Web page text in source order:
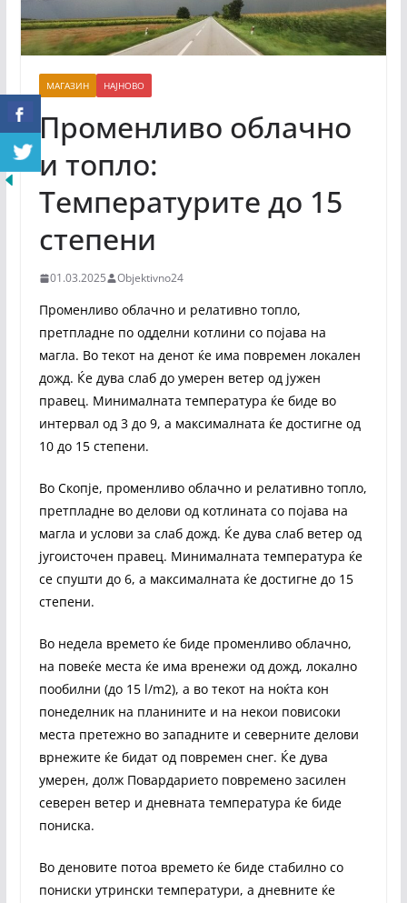
МАГАЗИН НАЈНОВО
Променливо облачно
и топло:
Температурите до 15
степени
01.03.2025 Objektivno24
Променливо облачно и релативно топло,
претпладне по одделни котлини со појава на
магла. Во текот на денот ќе има повремен локален
дожд. Ќе дува слаб до умерен ветер од јужен
правец. Минималната температура ќе биде во
интервал од 3 до 9, а максималната ќе достигне од
10 до 15 степени.
Во Скопје, променливо облачно и релативно топло,
претпладне во делови од котлината со појава на
магла и услови за слаб дожд. Ќе дува слаб ветер од
југоисточен правец. Минималната температура ќе
се спушти до 6, а максималната ќе достигне до 15
степени.
Во недела времето ќе биде променливо облачно,
на повеќе места ќе има вренежи од дожд, локално
пообилни (до 15 l/m2), а во текот на ноќта кон
понеделник на планините и на некои повисоки
места претежно во западните и северните делови
врнежите ќе бидат од повремен снег. Ќе дува
умерен, долж Повардарието повремено засилен
северен ветер и дневната температура ќе биде
пониска.
Во деновите потоа времето ќе биде стабилно со
пониски утрински температури, а дневните ќе